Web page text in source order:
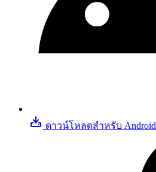
ดาวน์โหลดสําหรับ Android